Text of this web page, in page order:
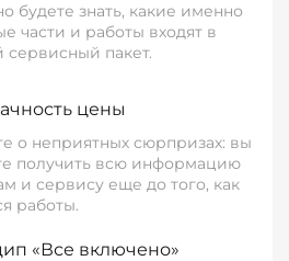
будете знать, какие именно
части и работы входят в
сервисный пакет.
цены
о неприятных сюрпризах: вы
получить всю информацию
и сервису еще до того, как
работы.
«Все включено»